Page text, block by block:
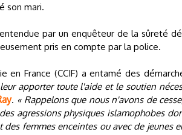
son mari.
par un enquêteur de la sûreté
pris en compte par la police.
France (CCIF) a entamé des
apporter toute l'aide et le soutien
. « Rappelons que nous n'avons de
agressions physiques islamophobes
femmes enceintes ou avec de jeunes